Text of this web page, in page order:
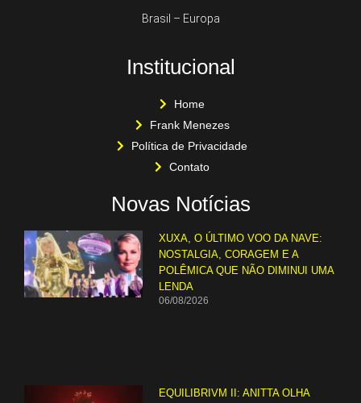
Brasil – Europa
Institucional
Home
Frank Menezes
Política de Privacidade
Contato
Novas Notícias
XUXA, O ÚLTIMO VOO DA NAVE:
NOSTALGIA, CORAGEM E A
POLÊMICA QUE NÃO DIMINUI UMA
LENDA
06/08/2026
EQUILIBRIVM II: ANITTA OLHA